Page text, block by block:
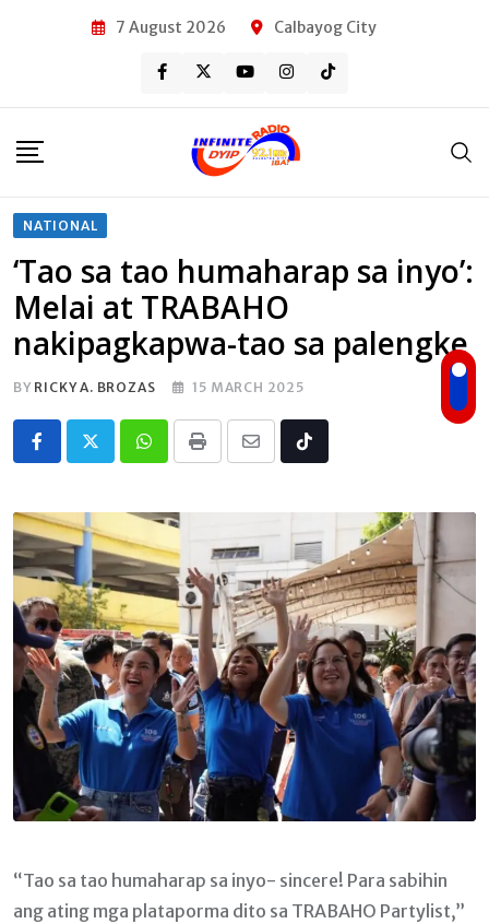
7 August 2026 Calbayog City
NATIONAL
‘Tao sa tao humaharap sa inyo’:
Melai at TRABAHO
nakipagkapwa-tao sa palengke
BY RICKY A. BROZAS 15 MARCH 2025
Whatsapp
Print
Share
Email
Tiktok
“Tao sa tao humaharap sa inyo- sincere! Para sabihin
ang ating mga plataporma dito sa TRABAHO Partylist,”